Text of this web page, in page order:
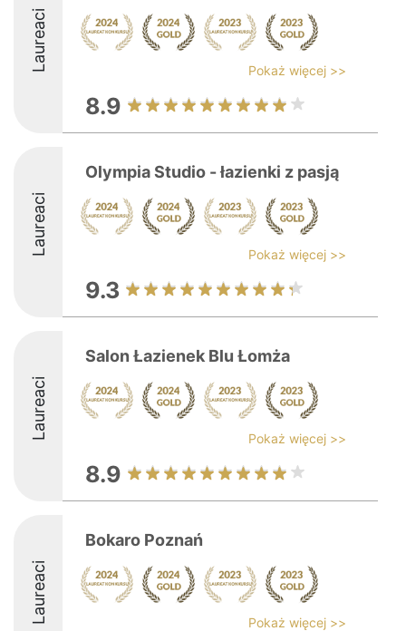
Laureaci Pokaż więcej >>
8.9
Laureaci
Olympia Studio - łazienki z pasją
Pokaż więcej >>
9.3
Laureaci
Salon Łazienek Blu Łomża
Pokaż więcej >>
8.9
Laureaci
Bokaro Poznań
Pokaż więcej >>